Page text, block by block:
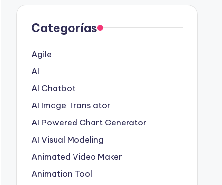
Categorías
Agile
AI
AI Chatbot
AI Image Translator
AI Powered Chart Generator
AI Visual Modeling
Animated Video Maker
Animation Tool